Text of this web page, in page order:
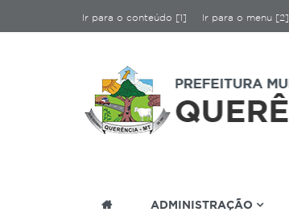
Ir para o conteúdo [1] Ir para o menu [2]
ADMINISTRAÇÃO